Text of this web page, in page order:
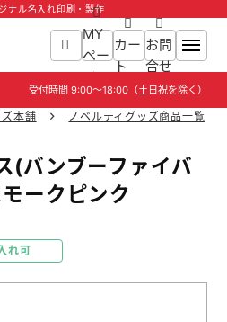
ナル名入れ印刷・製作
MY
ペー
ジ
カー
ト
お問
合せ
受付時間 9:00～18:00（土日祝を除く）
本舗 ノベルティグッズ商品一覧
(バンブーファイバ
ークピンク
れ可